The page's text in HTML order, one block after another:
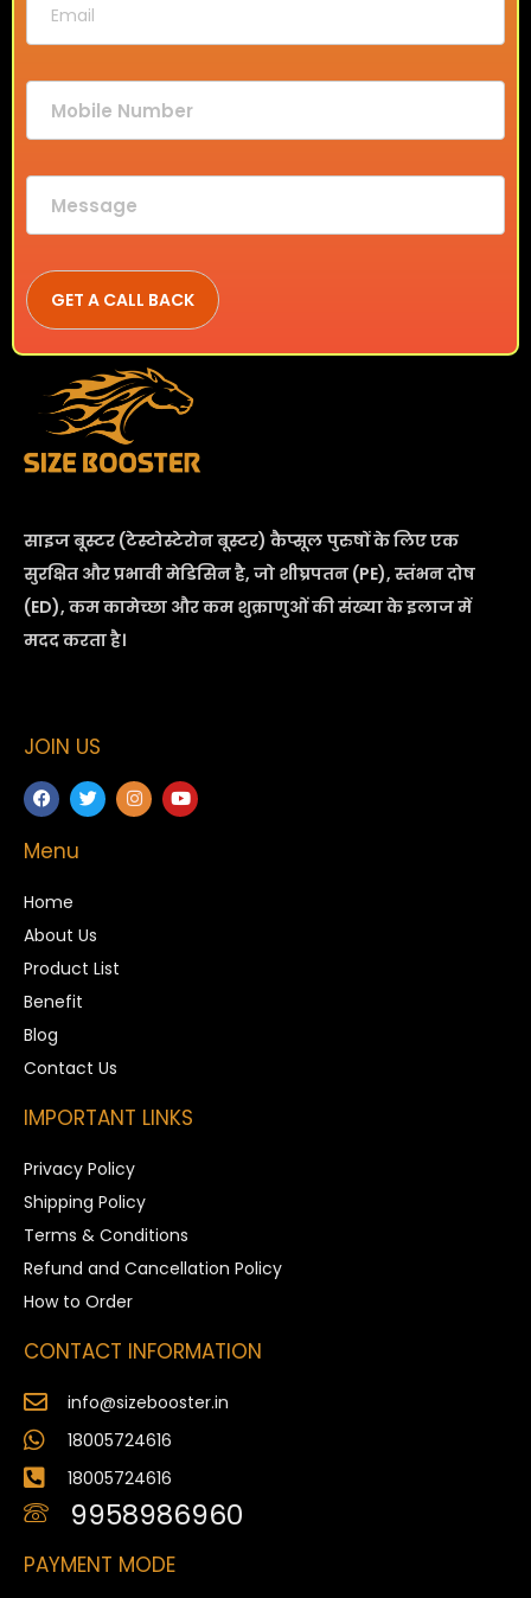
साइज बूस्टर (टेस्टोस्टेरोन बूस्टर) कैप्सूल पुरुषों के लिए एक
सुरक्षित और प्रभावी मेडिसिन है, जो शीघ्रपतन (PE), स्तंभन दोष
(ED), कम कामेच्छा और कम शुक्राणुओं की संख्या के इलाज में
मदद करता है।
JOIN US
Menu
Home
About Us
Product List
Benefit
Blog
Contact Us
IMPORTANT LINKS
Privacy Policy
Shipping Policy
Terms & Conditions
Refund and Cancellation Policy
How to Order
CONTACT INFORMATION
info@sizebooster.in
18005724616
18005724616
9958986960
PAYMENT MODE